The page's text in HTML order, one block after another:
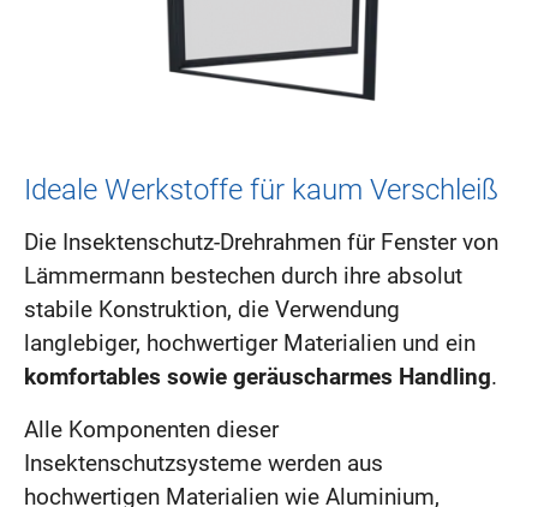
Ideale Werkstoffe für kaum Verschleiß
Die Insektenschutz-Drehrahmen für Fenster von
Lämmermann bestechen durch ihre absolut
stabile Konstruktion, die Verwendung
langlebiger, hochwertiger Materialien und ein
komfortables sowie geräuscharmes Handling.
Alle Komponenten dieser
Insektenschutzsysteme werden aus
hochwertigen Materialien wie Aluminium,